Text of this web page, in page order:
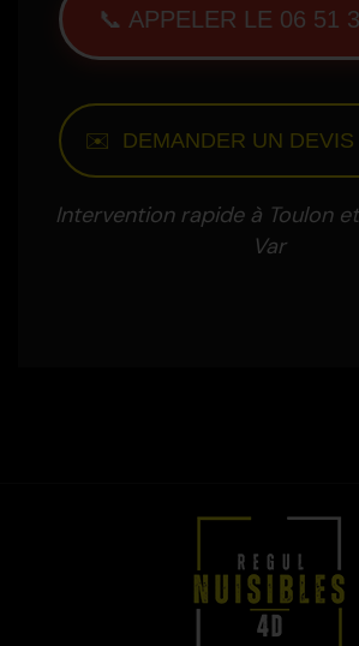
📞 APPELER LE 06 51
✉️ DEMANDER UN DEVIS
Intervention rapide à Toulon
Var